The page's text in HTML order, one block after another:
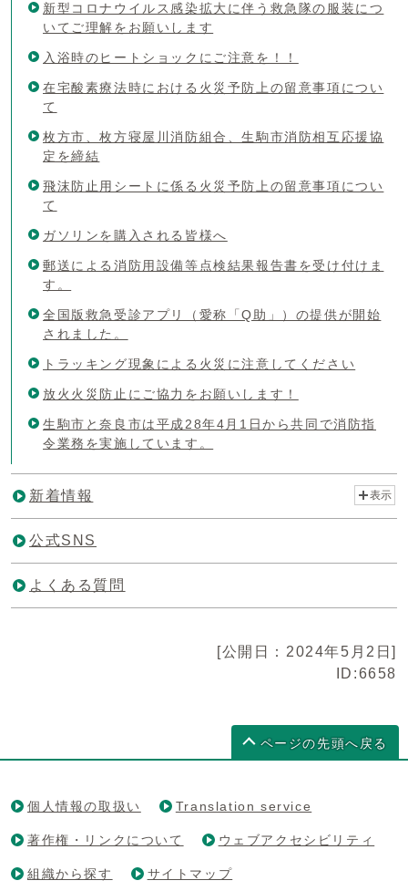
新型コロナウイルス感染拡大に伴う救急隊の服装につ
いてご理解をお願いします
入浴時のヒートショックにご注意を！！
在宅酸素療法時における火災予防上の留意事項につい
て
枚方市、枚方寝屋川消防組合、生駒市消防相互応援協
定を締結
飛沫防止用シートに係る火災予防上の留意事項につい
て
ガソリンを購入される皆様へ
郵送による消防用設備等点検結果報告書を受け付けま
す。
全国版救急受診アプリ（愛称「Q助」）の提供が開始
されました。
トラッキング現象による火災に注意してください
放火火災防止にご協力をお願いします！
生駒市と奈良市は平成28年4月1日から共同で消防指
令業務を実施しています。
新着情報 表示
公式SNS
よくある質問
[公開日：2024年5月2日]
ID:6658
ページの先頭へ戻る
個人情報の取扱い Translation service
著作権・リンクについて ウェブアクセシビリティ
組織から探す サイトマップ